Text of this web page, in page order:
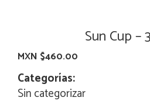
Sun Cup –
MXN $460.00
Categorías:
Sin categorizar